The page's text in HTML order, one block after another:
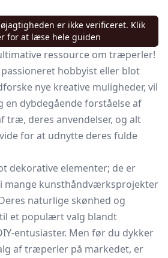
er ikke verificeret. Klik
for at læse hele guiden
ressource om træperler!
hobbyist eller blot
nye kreative muligheder, vil
en dybdegående forståelse af
træ, deres anvendelser, og alt
for at udnytte deres fulde
dekorative elementer; de er
mange kunsthåndværksprojekter
naturlige skønhed og
et populært valg blandt
entusiaster. Men før du dykker
af træperler på markedet, er